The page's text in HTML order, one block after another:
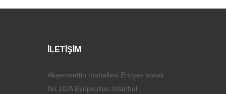
İLETİŞİM
Akşemsettin mahallesi Erciyes sokak
No:10/A Eyüpsultan İstanbul